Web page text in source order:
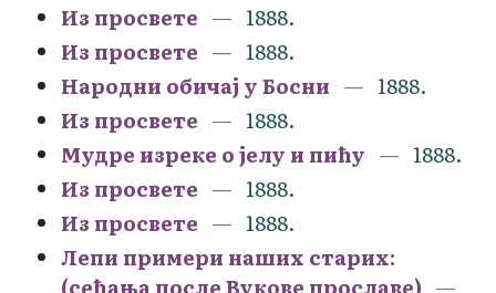
Из просвете
1888.
Из просвете
1888.
Народни обичај у Босни
1888.
Из просвете
1888.
Мудре изреке о јелу и пићу
1888.
Из просвете
1888.
Из просвете
1888.
Лепи примери наших старих:
(сећања после Вукове прославе)